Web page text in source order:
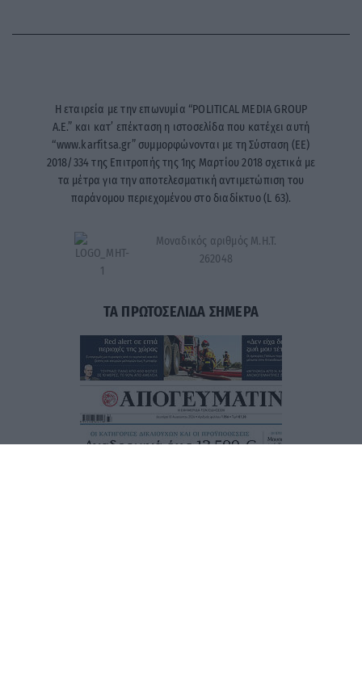
Η εταιρεία με την επωνυμία “POLITICAL MEDIA GROUP
A.E.” και κατ’ επέκταση η ιστοσελίδα που κατέχει αυτή
“www.karfitsa.gr” συμμορφώνονται με τη Σύσταση (ΕΕ)
2018/334 της Επιτροπής της 1ης Μαρτίου 2018 σχετικά με
τα μέτρα για την αποτελεσματική αντιμετώπιση του
παράνομου περιεχομένου στο διαδίκτυο (L 63).
Μοναδικός αριθμός Μ.Η.Τ.
262048
ΤΑ ΠΡΩΤΟΣΕΛΙΔΑ ΣΗΜΕΡΑ